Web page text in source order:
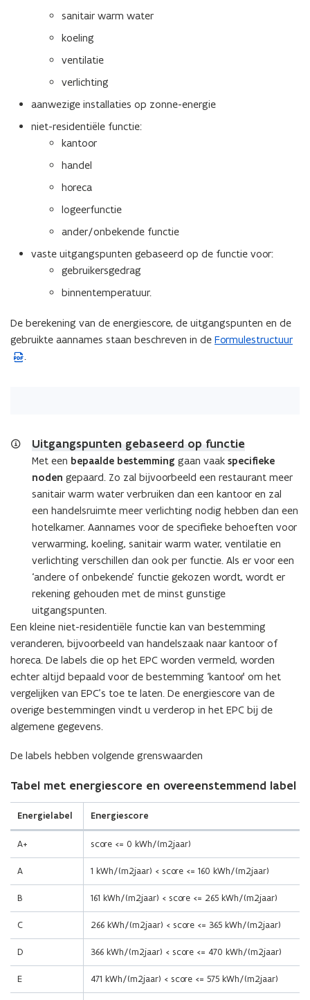
sanitair warm water
koeling
ventilatie
verlichting
aanwezige installaties op zonne-energie
niet-residentiële functie:
kantoor
handel
horeca
logeerfunctie
ander/onbekende functie
vaste uitgangspunten gebaseerd op de functie voor:
gebruikersgedrag
binnentemperatuur.
De berekening van de energiescore, de uitgangspunten en de
gebruikte aannames staan beschreven in de Formulestructuur
(
s
t
a
n
d
o
p
e
n
t
n
n
i
e
u
w
t
e
.
Uitgangspunten gebaseerd op functie
Met een bepaalde bestemming gaan vaak specifieke
noden gepaard. Zo zal bijvoorbeeld een restaurant meer
sanitair warm water verbruiken dan een kantoor en zal
een handelsruimte meer verlichting nodig hebben dan een
hotelkamer. Aannames voor de specifieke behoeften voor
verwarming, koeling, sanitair warm water, ventilatie en
verlichting verschillen dan ook per functie. Als er voor een
‘andere of onbekende’ functie gekozen wordt, wordt er
rekening gehouden met de minst gunstige
uitgangspunten.
Een kleine niet-residentiële functie kan van bestemming
veranderen, bijvoorbeeld van handelszaak naar kantoor of
horeca. De labels die op het EPC worden vermeld, worden
echter altijd bepaald voor de bestemming ‘kantoor’ om het
vergelijken van EPC’s toe te laten. De energiescore van de
overige bestemmingen vindt u verderop in het EPC bij de
algemene gegevens.
De labels hebben volgende grenswaarden
Tabel met energiescore en overeenstemmend label
Energielabel Energiescore
A+ score <= 0 kWh/(m2jaar)
A 1 kWh/(m2jaar) < score <= 160 kWh/(m2jaar)
B 161 kWh/(m2jaar) < score <= 265 kWh/(m2jaar)
C 266 kWh/(m2jaar) < score <= 365 kWh/(m2jaar)
D 366 kWh/(m2jaar) < score <= 470 kWh/(m2jaar)
E 471 kWh/(m2jaar) < score <= 575 kWh/(m2jaar)